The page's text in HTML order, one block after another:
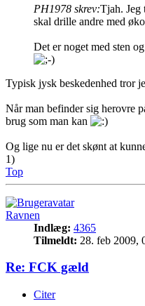
PH1978 skrev:Tjah. Jeg
skal drille andre med
Det er noget med sten
Typisk jysk beskedenhed tror
Når man befinder sig herovre
brug som man kan
Og lige nu er det skønt at
1)
Top
Ravnen
Indlæg: 4365
Tilmeldt: 28. feb 2009,
Re: FCK gæld
Citer